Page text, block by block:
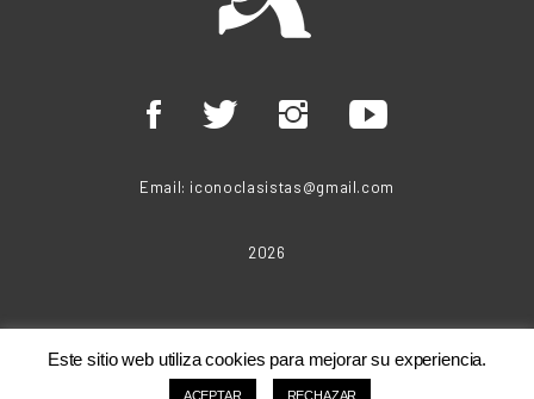
Email: iconoclasistas@gmail.com
2026
Este sitio web utiliza cookies para mejorar su experiencia.
ACEPTAR RECHAZAR